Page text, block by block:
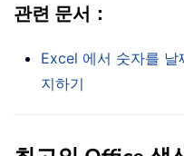
관련 문서：
Excel 에서 숫자를
지하기